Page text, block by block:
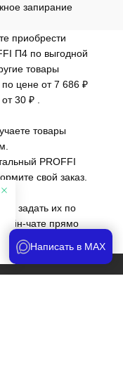
запирание
приобрести
П4 по выгодной
товары
по цене от 7 686 ₽
30 ₽ .
товары
PROFFI
свой заказ.
задать их по
чате прямо
сайта
Написать в MAX